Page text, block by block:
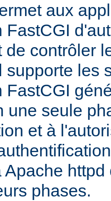
aux
FastCGI
de contrôler
supporte les
FastCGI
une seule
et à
Apache
phases.